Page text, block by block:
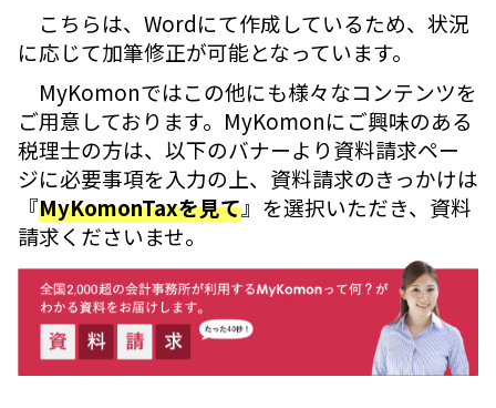
こちらは、Wordにて作成しているため、状況
に応じて加筆修正が可能となっています。
MyKomonではこの他にも様々なコンテンツを
ご用意しております。MyKomonにご興味のある
税理士の方は、以下のバナーより資料請求ペー
ジに必要事項を入力の上、資料請求のきっかけは
『MyKomonTaxを見て』を選択いただき、資料
請求くださいませ。